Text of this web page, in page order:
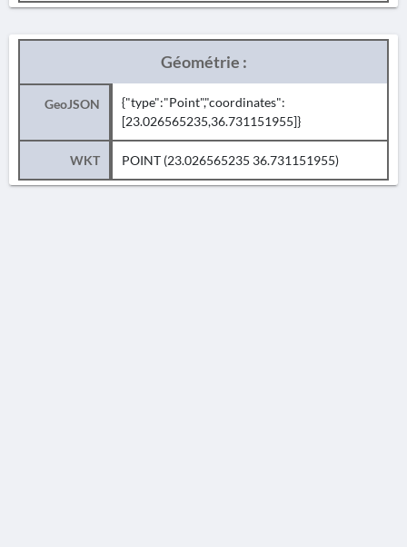
Géométrie :
GeoJSON
{"type":"Point","coordinates":
[23.026565235,36.731151955]}
WKT POINT (23.026565235 36.731151955)